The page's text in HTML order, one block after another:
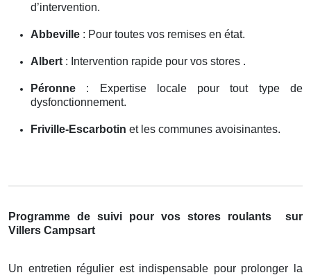
d’intervention.
Abbeville : Pour toutes vos remises en état.
Albert : Intervention rapide pour vos stores .
Péronne : Expertise locale pour tout type de
dysfonctionnement.
Friville-Escarbotin et les communes avoisinantes.
Programme de suivi pour vos stores roulants
sur
Villers Campsart
Un entretien régulier est indispensable pour prolonger la